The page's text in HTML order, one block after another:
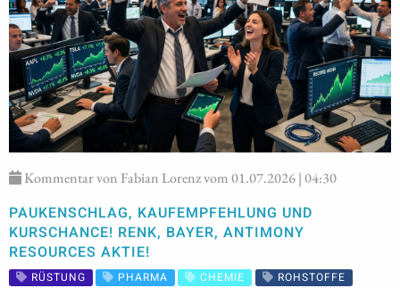
Kommentar von Fabian Lorenz vom 01.07.2026 | 04:30
PAUKENSCHLAG, KAUFEMPFEHLUNG UND
KURSCHANCE! RENK, BAYER, ANTIMONY
RESOURCES AKTIE!
RÜSTUNG PHARMA CHEMIE ROHSTOFFE